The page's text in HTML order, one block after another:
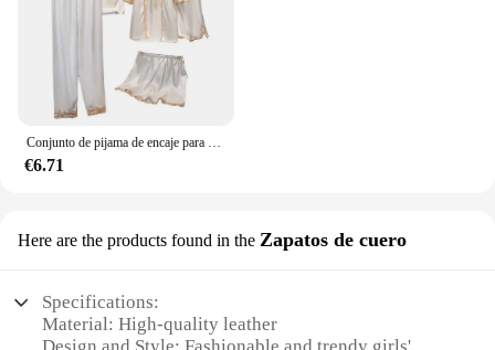
Conjunto de pijama de encaje para mujer, ropa de dormir elegante de satén sedoso con retazos de encaje, conjunto de pijama con cintura con cordones, camisón de 5 piezas
€6.71
Here are the products found in the Zapatos de cuero
Specifications:
Material: High-quality leather